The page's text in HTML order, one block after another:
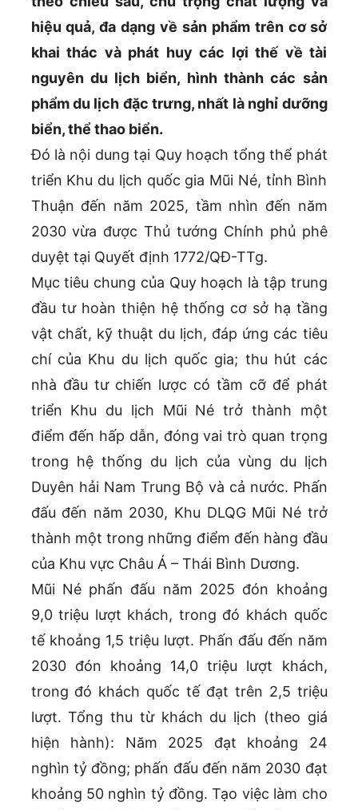
hiệu quả, đa dạng về sản phẩm trên cơ sở
khai thác và phát huy các lợi thế về tài
nguyên du lịch biển, hình thành các sản
phẩm du lịch đặc trưng, nhất là nghỉ dưỡng
biển, thể thao biển.
Đó là nội dung tại Quy hoạch tổng thể phát
triển Khu du lịch quốc gia Mũi Né, tỉnh Bình
Thuận đến năm 2025, tầm nhìn đến năm
2030 vừa được Thủ tướng Chính phủ phê
duyệt tại Quyết định 1772/QĐ-TTg.
Mục tiêu chung của Quy hoạch là tập trung
đầu tư hoàn thiện hệ thống cơ sở hạ tầng
vật chất, kỹ thuật du lịch, đáp ứng các tiêu
chí của Khu du lịch quốc gia; thu hút các
nhà đầu tư chiến lược có tầm cỡ để phát
triển Khu du lịch Mũi Né trở thành một
điểm đến hấp dẫn, đóng vai trò quan trọng
trong hệ thống du lịch của vùng du lịch
Duyên hải Nam Trung Bộ và cả nước. Phấn
đấu đến năm 2030, Khu DLQG Mũi Né trở
thành một trong những điểm đến hàng đầu
của Khu vực Châu Á – Thái Bình Dương.
Mũi Né phấn đấu năm 2025 đón khoảng
9,0 triệu lượt khách, trong đó khách quốc
tế khoảng 1,5 triệu lượt. Phấn đấu đến năm
2030 đón khoảng 14,0 triệu lượt khách,
trong đó khách quốc tế đạt trên 2,5 triệu
lượt. Tổng thu từ khách du lịch (theo giá
hiện hành): Năm 2025 đạt khoảng 24
nghìn tỷ đồng; phấn đấu đến năm 2030 đạt
khoảng 50 nghìn tỷ đồng. Tạo việc làm cho